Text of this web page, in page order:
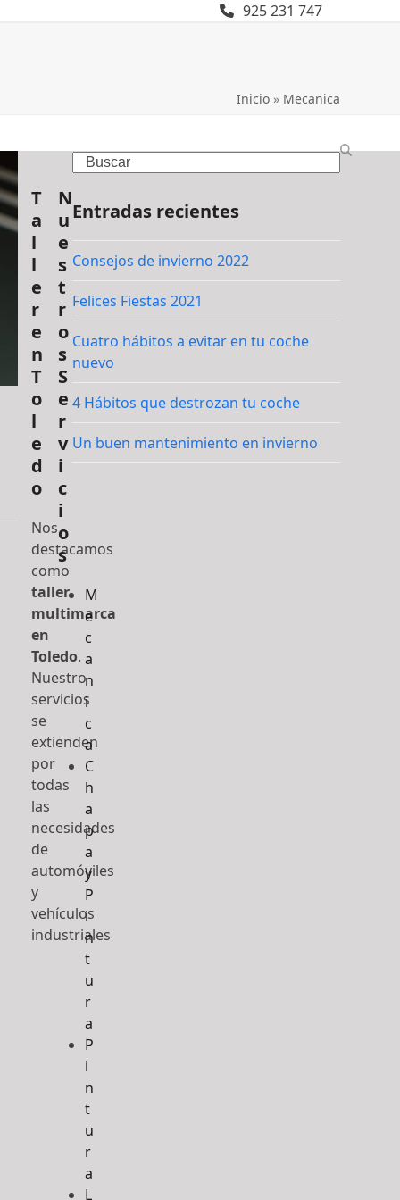
925 231 747
Inicio» Mecanica
Search
Entradas recientes
Consejos de invierno 2022
Felices Fiestas 2021
Cuatro hábitos a evitar en tu coche
nuevo
4 Hábitos que destrozan tu coche
Un buen mantenimiento en invierno
T
a
l
l
e
r
e
n
T
o
l
e
d
o
Nos
destacamos
como
taller
multimarca
en
Toledo.
Nuestro
servicios
se
extienden
por
todas
las
necesidades
de
automóviles
y
vehículos
industriales
N
u
e
s
t
r
o
s
S
e
r
v
i
c
i
o
s
M
e
c
a
n
i
c
a
C
h
a
p
a
y
P
i
n
t
u
r
a
P
i
n
t
u
r
a
L